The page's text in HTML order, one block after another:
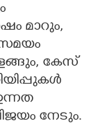
മാറും,
കേസ്
നേടും.